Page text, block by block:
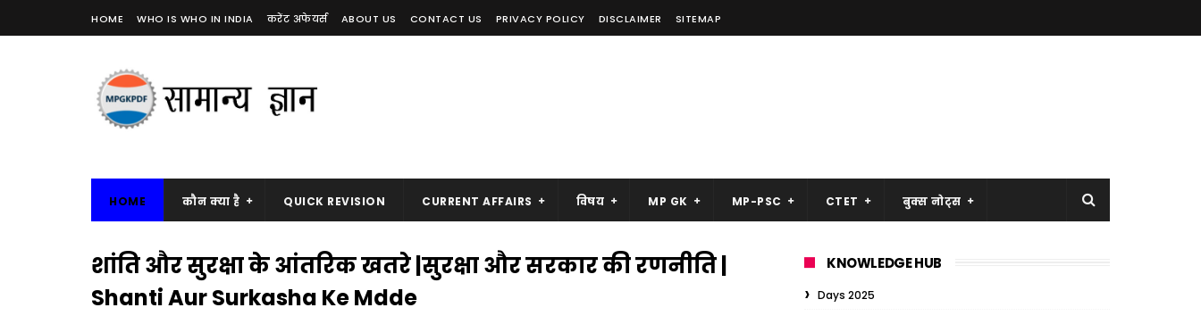
HOME WHO IS WHO IN INDIA करेंट अफेयर्स ABOUT US CONTACT US PRIVACY POLICY DISCLAIMER SITEMAP
HOME कौन क्या है QUICK REVISION CURRENT AFFAIRS विषय MP GK MP-PSC CTET बुक्स नोट्स
शांति और सुरक्षा के आंतरिक खतरे |सुरक्षा और सरकार की रणनीति |
Shanti Aur Surkasha Ke Mdde
KNOWLEDGE HUB
Days 2025